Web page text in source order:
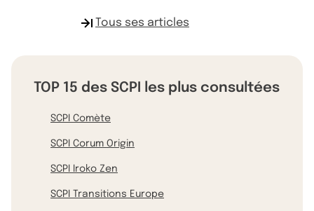
Tous ses articles
TOP 15 des SCPI les plus consultées
SCPI Comète
SCPI Corum Origin
SCPI Iroko Zen
SCPI Transitions Europe